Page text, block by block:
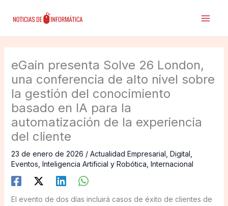
eGain presenta Solve 26 London,
una conferencia de alto nivel sobre
la gestión del conocimiento
basado en IA para la
automatización de la experiencia
del cliente
23 de enero de 2026 / Actualidad Empresarial Digital
Eventos Inteligencia Artificial y Robótica Internacional
El evento de dos días incluirá casos de éxito de clientes de